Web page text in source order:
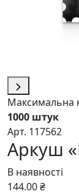
Максимальна
1000 штук
Арт. 117562
Аркуш
В наявності
144.00 ₴